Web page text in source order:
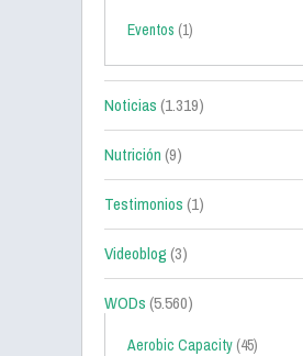
Eventos (1)
Noticias(1.319)
Nutrición(9)
Testimonios(1)
Videoblog(3)
WODs(5.560)
Aerobic Capacity (45)